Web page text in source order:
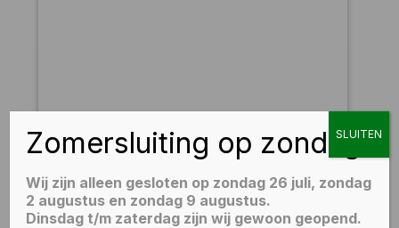
Zomersluiting op zondag
Wij zijn alleen gesloten op zondag 26 juli, zondag
2 augustus en zondag 9 augustus.
Dinsdag t/m zaterdag zijn wij gewoon geopend.
SLUITEN